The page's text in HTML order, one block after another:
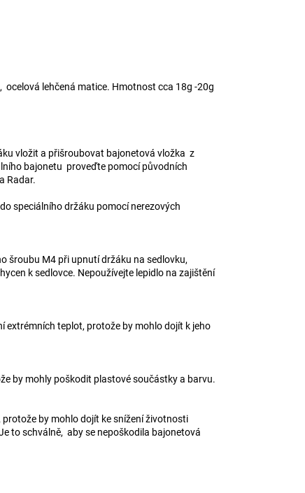
ocelová lehčená matice. Hmotnost cca 18g -20g
vložit a přišroubovat bajonetová vložka z
bajonetu proveďte pomocí původních
Radar.
speciálního držáku pomocí nerezových
šroubu M4 při upnutí držáku na sedlovku,
k sedlovce. Nepoužívejte lepidlo na zajištění
extrémních teplot, protože by mohlo dojít k jeho
by mohly poškodit plastové součástky a barvu.
by mohlo dojít ke snížení životnosti
to schválně, aby se nepoškodila bajonetová